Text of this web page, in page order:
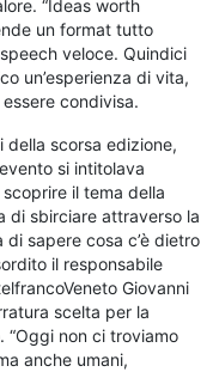
“Ideas worth
un format tutto
veloce. Quindici
un’esperienza di vita,
condivisa.
scorsa edizione,
si intitolava
il tema della
di sbirciare attraverso la
sapere cosa c’è dietro
il responsabile
Giovanni
scelta per la
“Oggi non ci troviamo
anche umani,